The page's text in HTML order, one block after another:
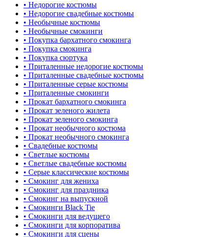
• Недорогие костюмы
• Недорогие свадебные костюмы
• Необычные костюмы
• Необычные смокинги
• Покупка бархатного смокинга
• Покупка смокинга
• Покупка сюртука
• Приталенные недорогие костюмы
• Приталенные свадебные костюмы
• Приталенные серые костюмы
• Приталенные смокинги
• Прокат бархатного смокинга
• Прокат зеленого жилета
• Прокат зеленого смокинга
• Прокат необычного костюма
• Прокат необычного смокинга
• Свадебные костюмы
• Светлые костюмы
• Светлые свадебные костюмы
• Серые классические костюмы
• Смокинг для жениха
• Смокинг для праздника
• Смокинг на выпускной
• Смокинги Black Tie
• Смокинги для ведущего
• Смокинги для корпоратива
• Смокинги для сцены